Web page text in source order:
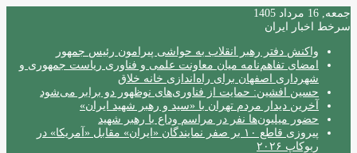
جمعه, 16 مرداد 1405
سرخط اخبار ایران
واکنش دفتر رهبر انقلاب به حواشی پیرامون رئیس جمهور
امضای تفاهم‌نامه میان معاونت علمی و فناوری ریاست جمهوری و
شهرداری اصفهان برای راه‌اندازی خانه خلاق
حسین افشین: حمایت از فناوری‌های نوظهور دو برابر می‌شود
آخرین دیدار مردم تهران با «سید و رهبر شهید ایران»
حضور میلیون‌ها نفر در مراسم وداع با رهبر شهید
پیروزی قاطع ۱۰ بر صفر نمایندگان «ایران» مقابل «آمریکا» در
ربوکاپ ۲۰۲۶